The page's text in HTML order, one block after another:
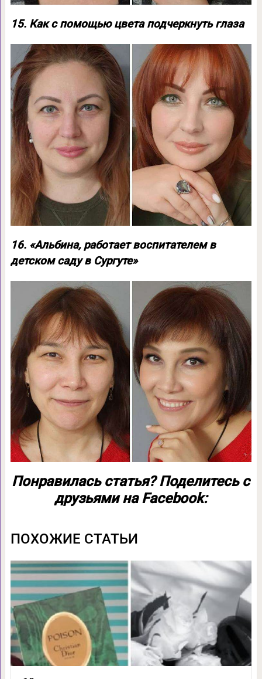
15. Как с помощью цвета подчеркнуть глаза
16. «Альбина, работает воспитателем в
детском саду в Сургуте»
Понравилась статья? Поделитесь с
друзьями на Facebook:
ПОХОЖИЕ СТАТЬИ